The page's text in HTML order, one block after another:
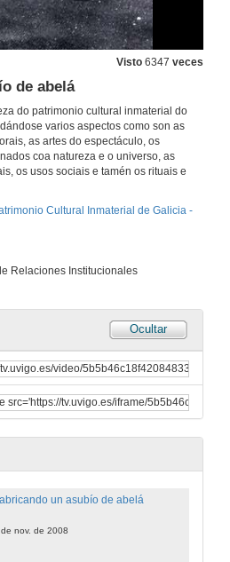
Visto 6347 veces
de abelá
do patrimonio cultural inmaterial do
varios aspectos como son as
as artes do espectáculo, os
coa natureza e o universo, as
os usos sociais e tamén os rituais e
Cultural Inmaterial de Galicia -
Relaciones Institucionales
Ocultar
nov. de 2008
nov. de 2008
unhas castañetas
un asubío de abelá
nov. de 2008